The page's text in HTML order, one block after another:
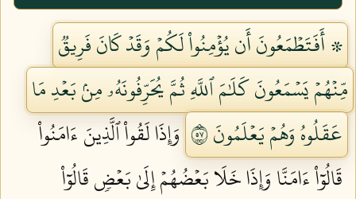
۞ أَفَتَطۡمَعُونَ أَن يُؤۡمِنُواْ لَكُمۡ وَقَدۡ كَانَ فَرِيقٞ
مِّنۡهُمۡ يَسۡمَعُونَ كَلَٰمَ ٱللَّهِ ثُمَّ يُحَرِّفُونَهُۥ مِنۢ بَعۡدِ مَا
عَقَلُوهُ وَهُمۡ يَعۡلَمُونَ ٧٥
وَإِذَا لَقُواْ ٱلَّذِينَ ءَامَنُواْ
قَالُوٓاْ ءَامَنَّا وَإِذَا خَلَا بَعۡضُهُمۡ إِلَىٰ بَعۡضٖ قَالُوٓاْ